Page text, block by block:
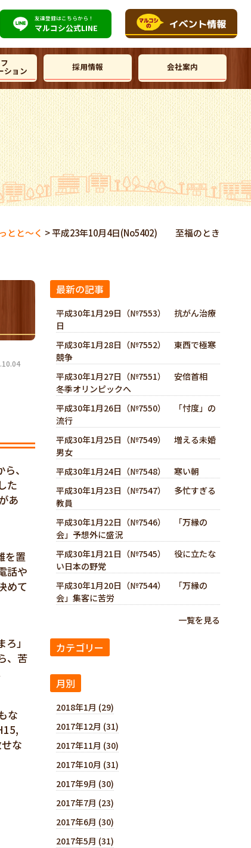
友達登録はこちらから！
マルコシ公式LINE
ション 採用情報 会社案内
とと～く >平成23年10月4日(No5402) 至福のとき
、
た
あ
を置
話や
めて
」
、苦
な
な
最新の記事
平成30年1月29日（№7553） 抗がん治療
日
平成30年1月28日（№7552） 東西で極寒
競争
平成30年1月27日（№7551） 安倍首相
冬季オリンピックへ
平成30年1月26日（№7550） 「忖度」の
流行
平成30年1月25日（№7549） 増える未婚
男女
平成30年1月24日（№7548） 寒い朝
平成30年1月23日（№7547） 多忙すぎる
教員
平成30年1月22日（№7546） 「万縁の
会」予想外に盛況
平成30年1月21日（№7545） 役に立たな
い日本の野党
平成30年1月20日（№7544） 「万縁の
会」集客に苦労
一覧を見る
カテゴリー
月別
2018年1月 (29)
2017年12月 (31)
2017年11月 (30)
2017年10月 (31)
2017年9月 (30)
2017年7月 (23)
2017年6月 (30)
2017年5月 (31)